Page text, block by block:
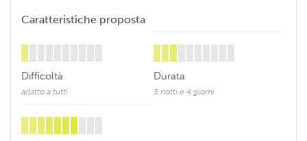
Caratteristiche proposta
Difficoltà
adatto a tutti
Durata
3 notti e 4 giorni